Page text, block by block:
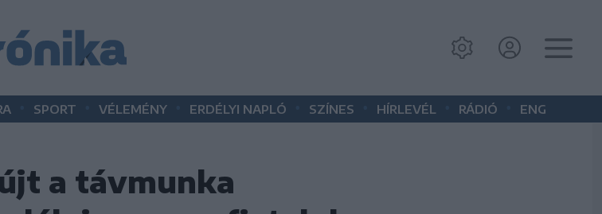
SPORT VÉLEMÉNY ERDÉLYI NAPLÓ SZÍNES HÍRLEVÉL RÁDIÓ ENG
a távmunka